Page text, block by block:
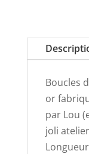
or)
Boucles
or
par Lou
joli